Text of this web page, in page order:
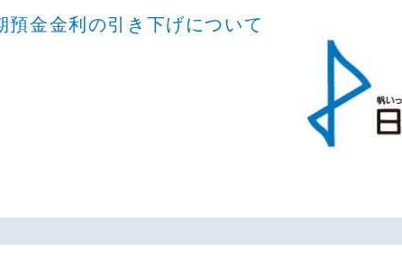
預金金利の引き下げについて